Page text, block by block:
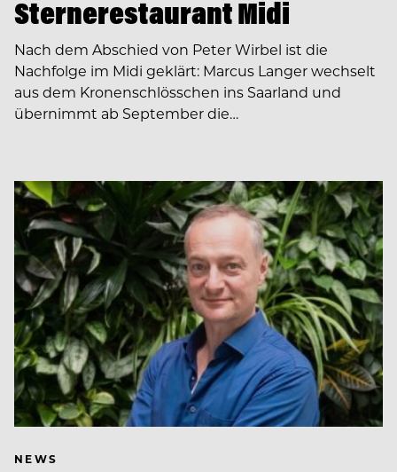
Sternerestaurant Midi
Nach dem Abschied von Peter Wirbel ist die
Nachfolge im Midi geklärt: Marcus Langer wechselt
aus dem Kronenschlösschen ins Saarland und
übernimmt ab September die…
NEWS